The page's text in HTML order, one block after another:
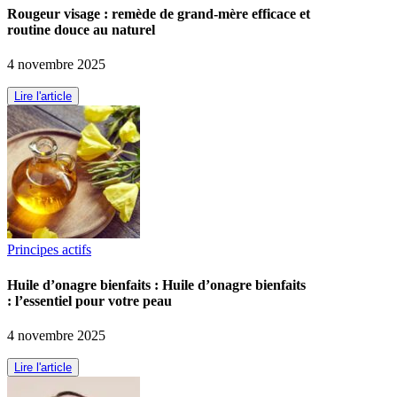
Rougeur visage : remède de grand-mère efficace et
routine douce au naturel
4 novembre 2025
Lire l'article
Principes actifs
Huile d’onagre bienfaits : Huile d’onagre bienfaits
: l’essentiel pour votre peau
4 novembre 2025
Lire l'article